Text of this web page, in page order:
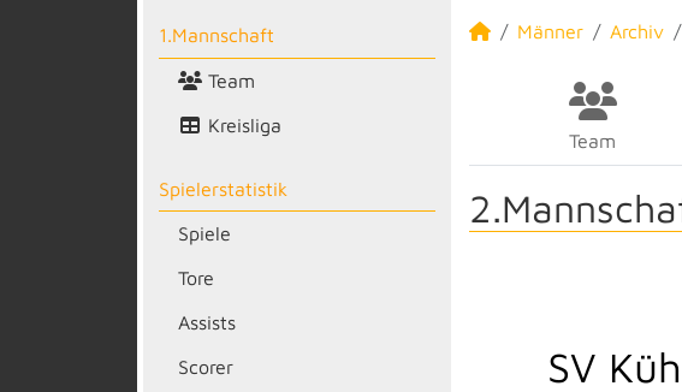
1.Mannschaft
Team
Kreisliga
Spielerstatistik
Spiele
Tore
Assists
Scorer
Männer Archiv
Team
SV